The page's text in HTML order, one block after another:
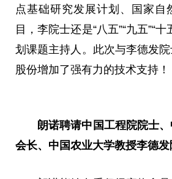
点基础研究发展计划、国家自
目，李院士还是“八五”“九五”“
划课题主持人。此次与李德发
股份增加了强有力的技术支持！
朗诺聘请中国工程院院士
会长、中国农业大学教授李德发